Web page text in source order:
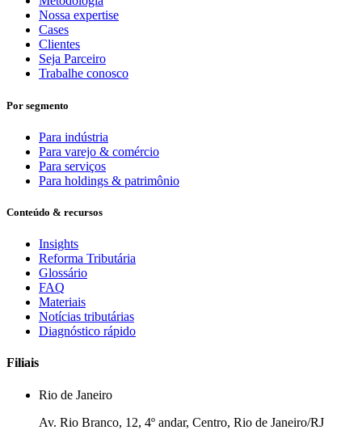
Nossa expertise
Cases
Clientes
Seja Parceiro
Trabalhe conosco
Por segmento
Para indústria
Para varejo & comércio
Para serviços
Para holdings & patrimônio
Conteúdo & recursos
Insights
Reforma Tributária
Glossário
FAQ
Materiais
Notícias tributárias
Diagnóstico rápido
Filiais
Rio de Janeiro
Av. Rio Branco, 12, 4º andar, Centro, Rio de Janeiro/RJ